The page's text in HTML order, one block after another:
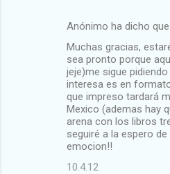
Anónimo ha dicho que…
Muchas gracias,
sea pronto porque
jeje)me sigue
interesa es en
que impreso tardará
Mexico (ademas hay
arena con los libros
seguiré a la espero
emocion!!
10.4.12